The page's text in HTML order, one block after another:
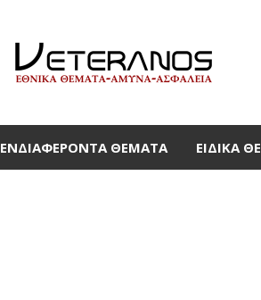
ΕΝΔΙΑΦΈΡΟΝΤΑ ΘΈΜΑΤΑ ΕΙΔΙΚΆ